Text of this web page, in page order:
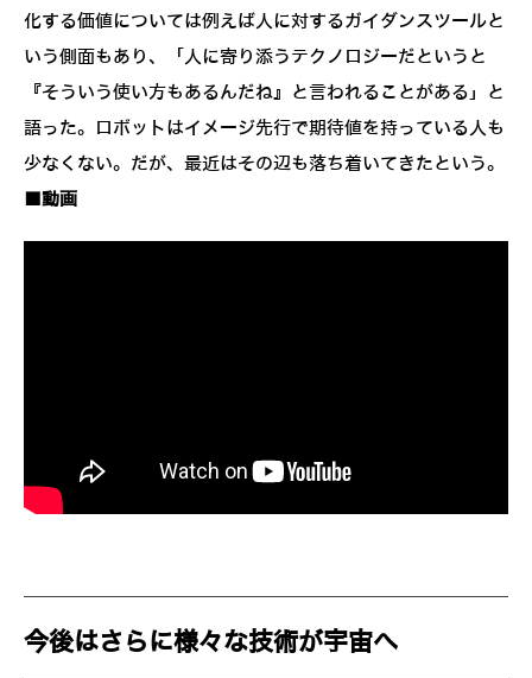
化する価値については例えば人に対するガイダンスツールと
いう側面もあり、「人に寄り添うテクノロジーだというと
『そういう使い方もあるんだね』と言われることがある」と
語った。ロボットはイメージ先行で期待値を持っている人も
少なくない。だが、最近はその辺も落ち着いてきたという。
■動画
今後はさらに様々な技術が宇宙へ